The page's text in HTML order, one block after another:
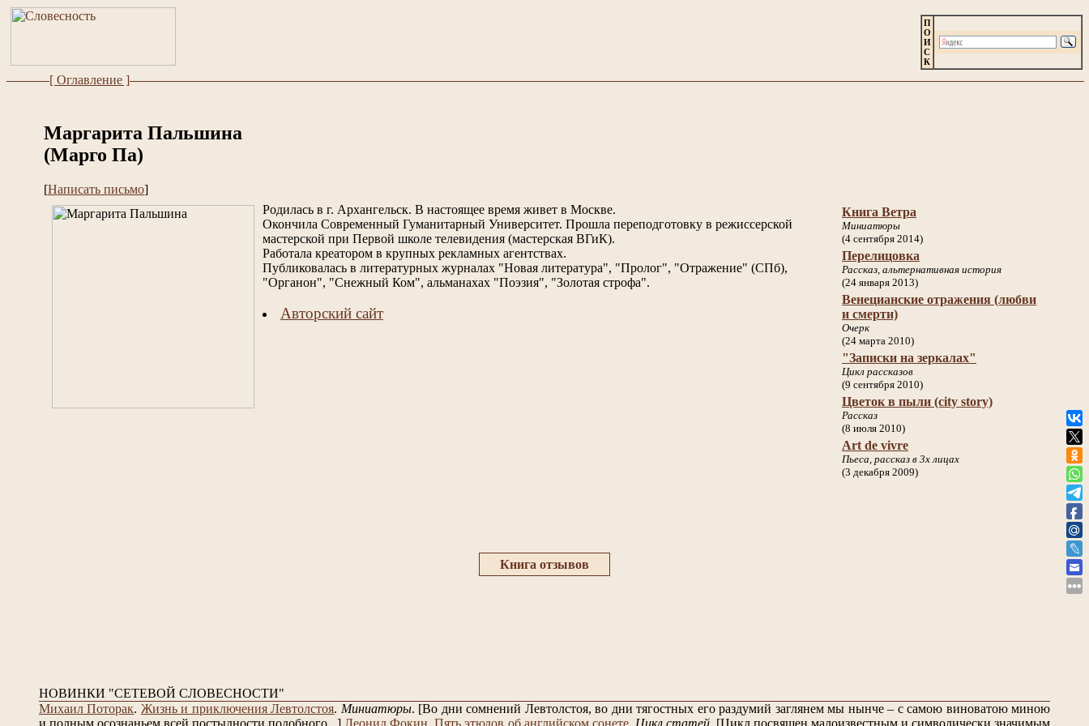
П
О
И
С
К
[ Оглавление ]
Маргарита Пальшина
(Марго Па)
[Написать письмо]
Родилась в г. Архангельск. В настоящее время живет в Москве.
Окончила Современный Гуманитарный Университет. Прошла переподготовку в режиссерской
мастерской при Первой школе телевидения (мастерская ВГиК).
Работала креатором в крупных рекламных агентствах.
Публиковалась в литературных журналах "Новая литература", "Пролог", "Отражение" (СПб),
"Органон", "Снежный Ком", альманахах "Поэзия", "Золотая строфа".
Авторский сайт
Книга Ветра
Миниатюры
(4 сентября 2014)
Перелицовка
Рассказ, альтернативная история
(24 января 2013)
Венецианские отражения (любви
и смерти)
Очерк
(24 марта 2010)
"Записки на зеркалах"
Цикл рассказов
(9 сентября 2010)
Цветок в пыли (city story)
Рассказ
(8 июля 2010)
Art de vivre
Пьеса, рассказ в 3х лицах
(3 декабря 2009)
Книга отзывов
НОВИНКИ "СЕТЕВОЙ СЛОВЕСНОСТИ"
Михаил Поторак. Жизнь и приключения Левтолстоя. Миниатюры. [Во дни сомнений Левтолстоя, во дни тягостных его раздумий заглянем мы нынче – с самою виноватою миною
и полным осознаньем всей постыдности подобного...] Леонид Фокин .Пять этюдов об английском сонете. Цикл статей. [Цикл посвящен малоизвестным и символически значимым